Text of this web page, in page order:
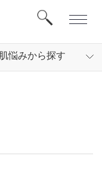
肌悩みから探す